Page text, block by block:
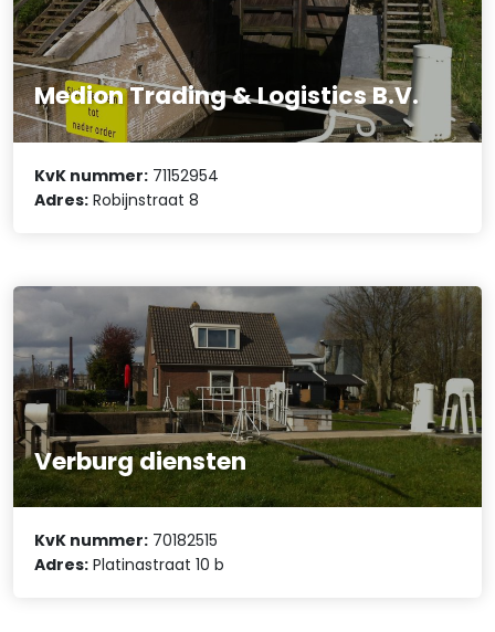
Medion Trading & Logistics B.V.
KvK nummer: 71152954
Adres: Robijnstraat 8
Verburg diensten
KvK nummer: 70182515
Adres: Platinastraat 10 b